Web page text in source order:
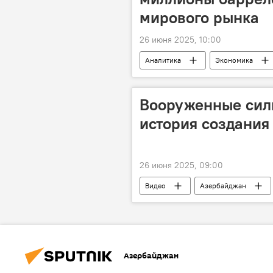
мирового рынка
26 июня 2025, 10:00
Аналитика Экономика
Цена нефти
нефтяной
Вооруженные
история создания
26 июня 2025, 09:00
Видео Азербайджан
Истории Джабиш муаллима
Азербайджан